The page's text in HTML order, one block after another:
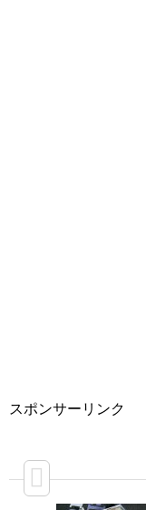
スポンサーリンク